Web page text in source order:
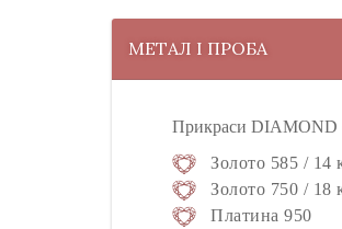
МЕТАЛ І ПРОБА
Прикраси DIAMOND
Золото 585 / 14
Золото 750 / 18
Платина 950